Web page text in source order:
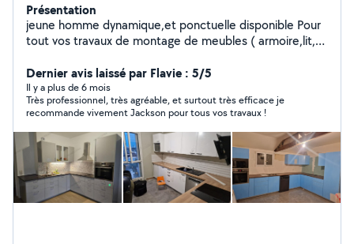
Présentation
jeune homme dynamique,et ponctuelle disponible Pour
tout vos travaux de montage de meubles ( armoire,lit,
meuble cuisine, table, canapé... ect ) veuillez me
contacter
Dernier avis laissé par Flavie : 5/5
Il y a plus de 6 mois
Très professionnel, très agréable, et surtout très efficace je
recommande vivement Jackson pour tous vos travaux !